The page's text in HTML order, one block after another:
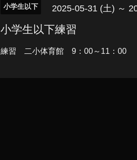
小学生以下 2025-05-31 (土) ～
小学生以下練習
練習 二小体育館 9：00～11：00